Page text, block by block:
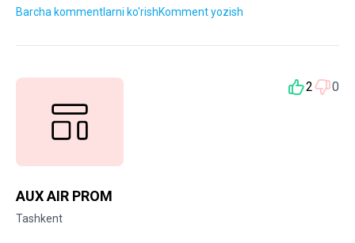
Barcha kommentlarni ko'rishKomment yozish
2 0
AUX AIR PROM
Tashkent